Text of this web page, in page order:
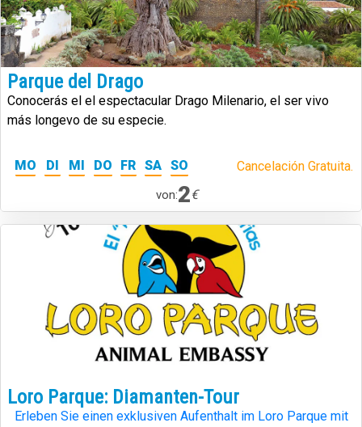
Parque del Drago
Conocerás el el espectacular Drago Milenario, el ser vivo
más longevo de su especie.
MO DI MI DO FR SA SO Cancelación Gratuita.
von:2€
Loro Parque: Diamanten-Tour
Erleben Sie einen exklusiven Aufenthalt im Loro Parque mit